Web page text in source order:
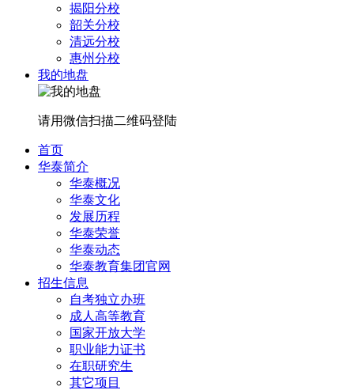
揭阳分校
韶关分校
清远分校
惠州分校
我的地盘
请用微信扫描二维码登陆
首页
华泰简介
华泰概况
华泰文化
发展历程
华泰荣誉
华泰动态
华泰教育集团官网
招生信息
自考独立办班
成人高等教育
国家开放大学
职业能力证书
在职研究生
其它项目